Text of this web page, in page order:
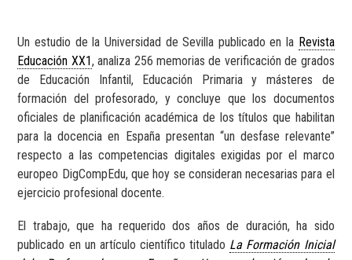
Un estudio de la Universidad de Sevilla publicado en la Revista
Educación XX1, analiza 256 memorias de verificación de grados
de Educación Infantil, Educación Primaria y másteres de
formación del profesorado, y concluye que los documentos
oficiales de planificación académica de los títulos que habilitan
para la docencia en España presentan “un desfase relevante”
respecto a las competencias digitales exigidas por el marco
europeo DigCompEdu, que hoy se consideran necesarias para el
ejercicio profesional docente.
El trabajo, que ha requerido dos años de duración, ha sido
publicado en un artículo científico titulado La Formación Inicial